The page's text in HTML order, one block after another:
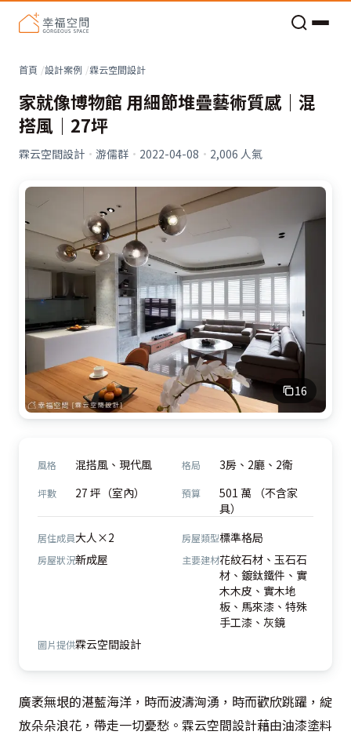
首頁 設計案例 霖云空間設計
家就像博物館 用細節堆疊藝術質感｜混
搭風｜27坪
霖云空間設計 · 游儒群 · 2022-04-08 · 2,006 人氣
16
風格 混搭風、現代風 格局 3房、2廳、2衛
坪數 27 坪（室內） 預算
501 萬 （不含家
具）
居住成員大人×2 房屋類型標準格局
房屋狀況新成屋 主要建材花紋石材、玉石石
材、鍍鈦鐵件、實
木木皮、實木地
板、馬來漆、特殊
手工漆、灰鏡
圖片提供霖云空間設計
廣袤無垠的湛藍海洋，時而波濤洶湧，時而歡欣跳躍，綻
放朵朵浪花，帶走一切憂愁。霖云空間設計藉由油漆塗料